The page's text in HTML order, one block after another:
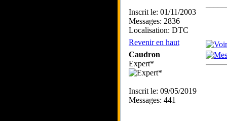
Inscrit le: 01/11/2003
Messages: 2836
Localisation: DTC
Revenir en haut
Caudron
Expert*
Inscrit le: 09/05/2019
Messages: 441